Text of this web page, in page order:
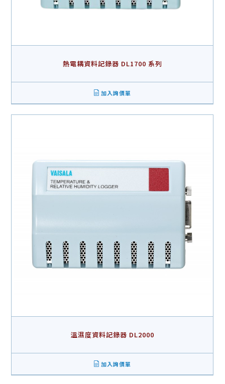
熱電耦資料記錄器 DL1700 系列
加入詢價單
溫濕度資料記錄器 DL2000
加入詢價單